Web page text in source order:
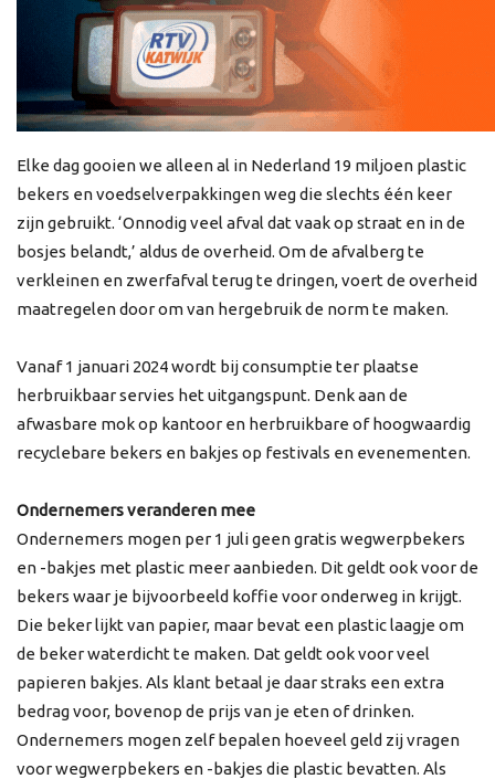
Elke dag gooien we alleen al in Nederland 19 miljoen plastic
bekers en voedselverpakkingen weg die slechts één keer
zijn gebruikt. ‘Onnodig veel afval dat vaak op straat en in de
bosjes belandt,’ aldus de overheid. Om de afvalberg te
verkleinen en zwerfafval terug te dringen, voert de overheid
maatregelen door om van hergebruik de norm te maken.
Vanaf 1 januari 2024 wordt bij consumptie ter plaatse
herbruikbaar servies het uitgangspunt. Denk aan de
afwasbare mok op kantoor en herbruikbare of hoogwaardig
recyclebare bekers en bakjes op festivals en evenementen.
Ondernemers veranderen mee
Ondernemers mogen per 1 juli geen gratis wegwerpbekers
en -bakjes met plastic meer aanbieden. Dit geldt ook voor de
bekers waar je bijvoorbeeld koffie voor onderweg in krijgt.
Die beker lijkt van papier, maar bevat een plastic laagje om
de beker waterdicht te maken. Dat geldt ook voor veel
papieren bakjes. Als klant betaal je daar straks een extra
bedrag voor, bovenop de prijs van je eten of drinken.
Ondernemers mogen zelf bepalen hoeveel geld zij vragen
voor wegwerpbekers en -bakjes die plastic bevatten. Als